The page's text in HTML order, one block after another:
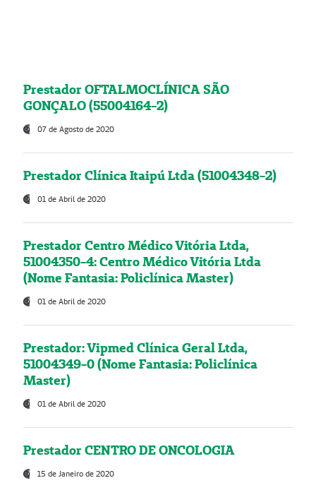
Prestador OFTALMOCLÍNICA SÃO
GONÇALO (55004164-2)
07 de Agosto de 2020
Prestador Clínica Itaipú Ltda (51004348-2)
01 de Abril de 2020
Prestador Centro Médico Vitória Ltda,
51004350-4: Centro Médico Vitória Ltda
(Nome Fantasia: Policlínica Master)
01 de Abril de 2020
Prestador: Vipmed Clínica Geral Ltda,
51004349-0 (Nome Fantasia: Policlínica
Master)
01 de Abril de 2020
Prestador CENTRO DE ONCOLOGIA
15 de Janeiro de 2020